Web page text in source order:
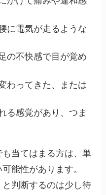
に電気が走るような
の不快感で目が覚め
わってきた、または
る感覚があり、つま
当てはまる方は、単
能性があります。
と判断するのは少し待